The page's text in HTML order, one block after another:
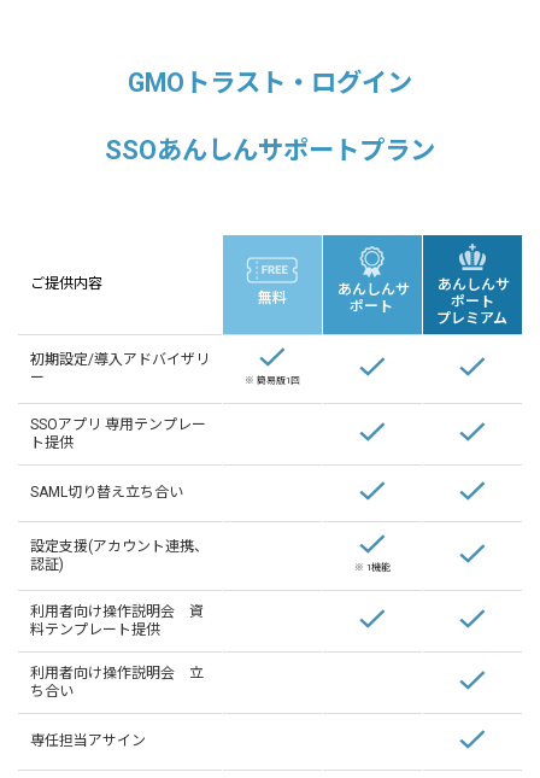
GMOトラスト・ログイン
SSOあんしんサポートプラン
ご提供内容
無料
あんしんサ
ポート
あんしんサ
ポート
プレミアム
初期設定/導入アドバイザリ
ー
※ 簡易版1回
SSOアプリ 専用テンプレー
ト提供
SAML切り替え立ち合い
設定支援(アカウント連携、
認証)
※ 1機能
利用者向け操作説明会 資
料テンプレート提供
利用者向け操作説明会 立
ち合い
専任担当アサイン